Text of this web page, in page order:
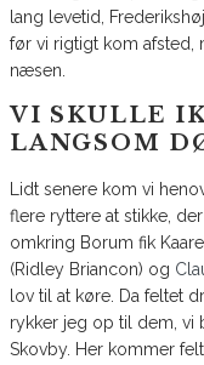
lang levetid,
før vi rigtigt kom afsted,
næsen.
VI SKULLE
LANGSOM
Lidt senere kom vi
flere ryttere at stikke,
omkring Borum fik
(Ridley Briancon) og
lov til at køre. Da feltet
rykker jeg op til dem,
Skovby. Her kommer